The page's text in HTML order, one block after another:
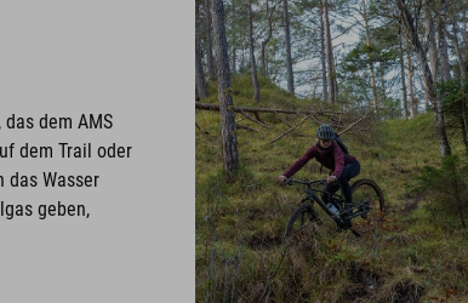
dem AMS
dem Trail oder
das Wasser
geben,